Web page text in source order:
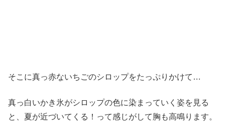
そこに真っ赤ないちごのシロップをたっぷりかけて…
真っ白いかき氷がシロップの色に染まっていく姿を見る
と、夏が近づいてくる！って感じがして胸も高鳴ります。